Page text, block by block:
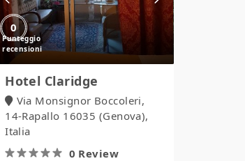
0
Hotel Claridge
Via Monsignor Boccoleri,
14-Rapallo 16035 (Genova),
Italia
0 Review